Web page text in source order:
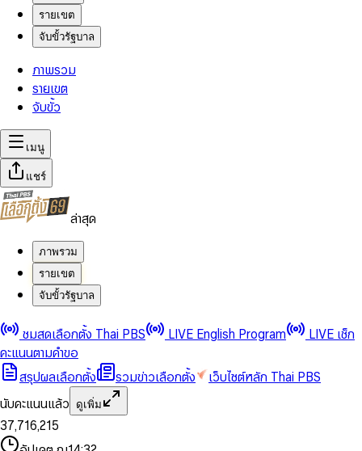
รายเขต
จับขั้วรัฐบาล
ภาพรวม
รายเขต
จับขั้ว
เมนู
แชร์
ล่าสุด
ภาพรวม
รายเขต
จับขั้วรัฐบาล
ชมสดเลือกตั้ง Thai PBS LIVE English Program
LIVE เช็ก
คะแนนตามคำขอ
สรุปผลเลือกตั้ง
รวมข่าวเลือกตั้ง
เว็บไซต์หลัก Thai PBS
นับคะแนนแล้ว
ดูเพิ่ม
0
1
2
3
4
0
1
2
3
4
5
6
7
8
,
0
1
2
4
6
7
8
0
1
2
0
1
3
5
6
7
,
1
2
0
1
0
2
3
4
5
0
1
0
1 0